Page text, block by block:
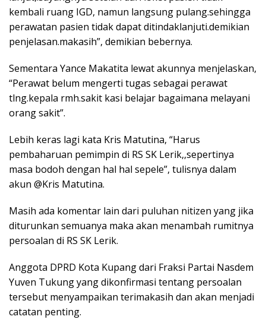
kembali ruang IGD, namun langsung pulang.sehingga
perawatan pasien tidak dapat ditindaklanjuti.demikian
penjelasan.makasih”, demikian bebernya.
Sementara Yance Makatita lewat akunnya menjelaskan,
“Perawat belum mengerti tugas sebagai perawat
tlng.kepala rmh.sakit kasi belajar bagaimana melayani
orang sakit”.
Lebih keras lagi kata Kris Matutina, “Harus
pembaharuan pemimpin di RS SK Lerik,,sepertinya
masa bodoh dengan hal hal sepele”, tulisnya dalam
akun @Kris Matutina.
Masih ada komentar lain dari puluhan nitizen yang jika
diturunkan semuanya maka akan menambah rumitnya
persoalan di RS SK Lerik.
Anggota DPRD Kota Kupang dari Fraksi Partai Nasdem
Yuven Tukung yang dikonfirmasi tentang persoalan
tersebut menyampaikan terimakasih dan akan menjadi
catatan penting.